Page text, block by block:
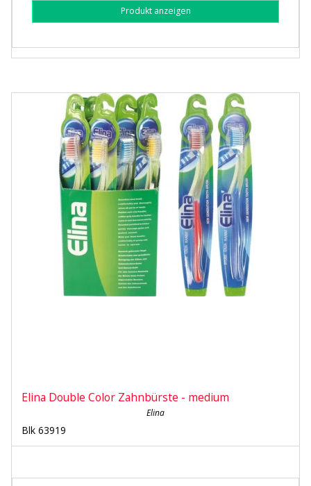
Produkt anzeigen
Elina Double Color Zahnbürste - medium
Elina
Blk 63919